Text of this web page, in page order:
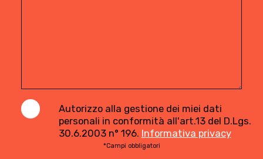
Autorizzo alla gestione dei miei dati
personali in conformità all'art.13 del D.Lgs.
30.6.2003 n° 196. Informativa privacy
*Campi obbligatori